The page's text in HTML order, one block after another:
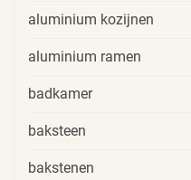
aluminium kozijnen
aluminium ramen
badkamer
baksteen
bakstenen